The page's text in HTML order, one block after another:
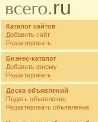
Каталог сайтов
Добавить сайт
Редактировать
Бизнес-каталог
Добавить фирму
Редактировать
Доска объявлений
Подать объявление
Редактировать объявление